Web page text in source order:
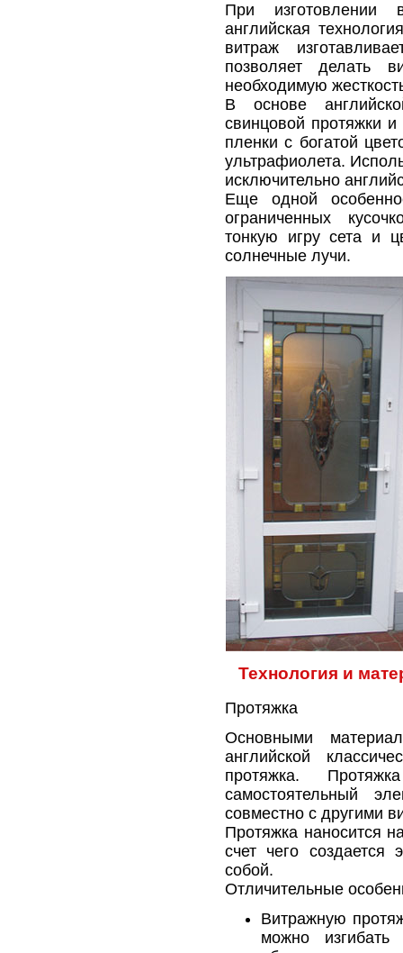
При изготовлении
английская
витраж
позволяет делать
необходимую
В основе
свинцовой протяжки
пленки с богатой
ультрафиолета.
исключительно
Еще одной
ограниченных
тонкую игру сета и
солнечные лучи.
Технология и
Протяжка
Основными
английской
протяжка.
самостоятельный
совместно с другими
Протяжка наносится
счет чего создается
собой.
Отличительные
Витражную
можно изгибать